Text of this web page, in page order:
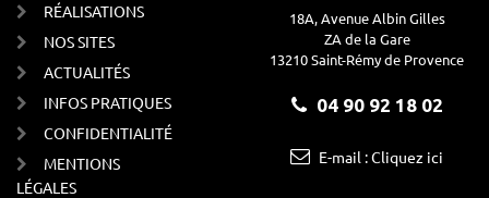
RÉALISATIONS
NOS SITES
ACTUALITÉS
INFOS PRATIQUES
CONFIDENTIALITÉ
MENTIONS
LÉGALES
18A, Avenue Albin Gilles
ZA de la Gare
13210 Saint-Rémy de Provence
04 90 92 18 02
E-mail : Cliquez ici